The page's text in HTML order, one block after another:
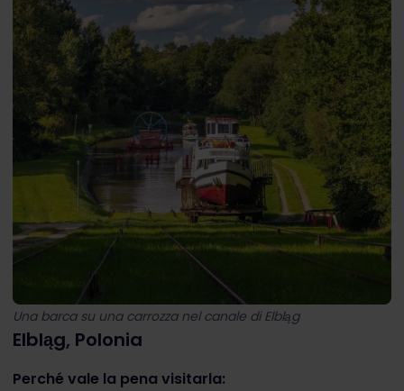
Una barca su una carrozza nel canale di Elbląg
Elbląg, Polonia
Perché vale la pena visitarla: